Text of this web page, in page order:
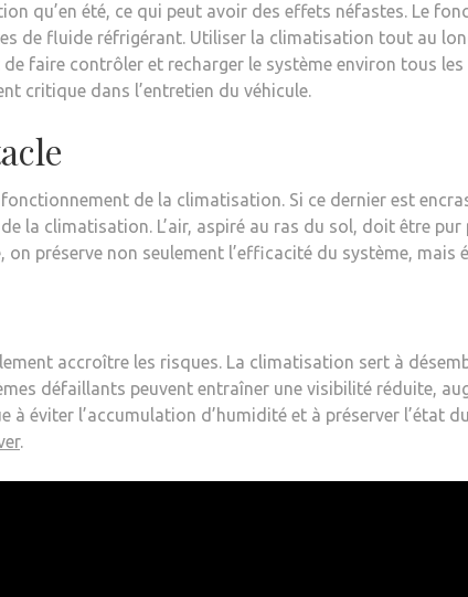
qu’en été, ce qui peut avoir des effets néfastes. Le
de fluide réfrigérant. Utiliser la climatisation tout au
faire contrôler et recharger le système environ tous
critique dans l’entretien du véhicule.
de la climatisation. Si ce dernier est
de la climatisation. L’air, aspiré au ras du sol, doit être
préserve non seulement l’efficacité du système, mais
accroître les risques. La climatisation sert à
défaillants peuvent entraîner une visibilité réduite,
éviter l’accumulation d’humidité et à préserver l’état
.